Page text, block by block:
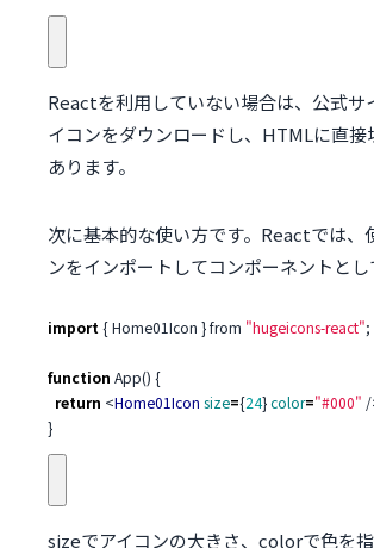
Reactを利用していない場合は、公式サ
イコンをダウンロードし、HTMLに直接
あります。
次に基本的な使い方です。Reactでは、
ンをインポートしてコンポーネントとし
import {Home01Icon }from "hugeicons-react";
function App() {
return <Home01Icon size={24}color="#000"
}
sizeでアイコンの大きさ、 colorで色を